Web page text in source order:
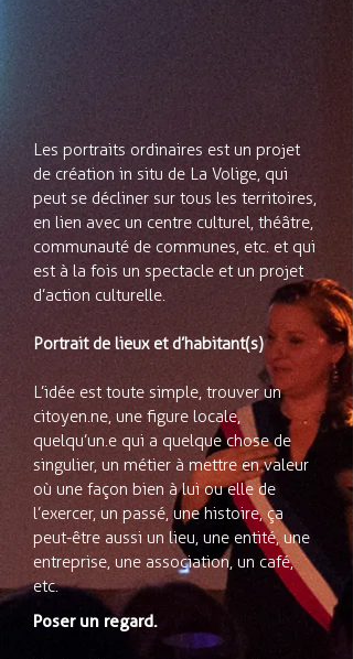
Les portraits ordinaires est un projet
de création in situ de La Volige, qui
peut se décliner sur tous les territoires,
en lien avec un centre culturel, théâtre,
communauté de communes, etc. et qui
est à la fois un spectacle et un projet
d’action culturelle.
Portrait de lieux et d’habitant(s)
L’idée est toute simple, trouver un
citoyen.ne, une figure locale,
quelqu’un.e qui a quelque chose de
singulier, un métier à mettre en valeur
où une façon bien à lui ou elle de
l’exercer, un passé, une histoire, ça
peut-être aussi un lieu, une entité, une
entreprise, une association, un café,
etc.
Poser un regard.